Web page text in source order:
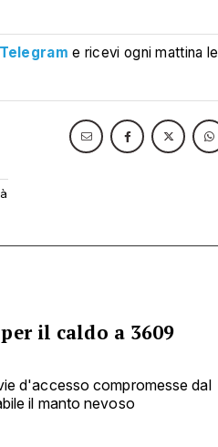
Telegram e ricevi ogni mattina le
il caldo a 3609
d'accesso compromesse dal
il manto nevoso